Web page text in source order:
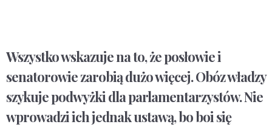
Wszystko wskazuje na to, że posłowie i
senatorowie zarobią dużo więcej. Obóz władzy
szykuje podwyżki dla parlamentarzystów. Nie
wprowadzi ich jednak ustawą, bo boi się